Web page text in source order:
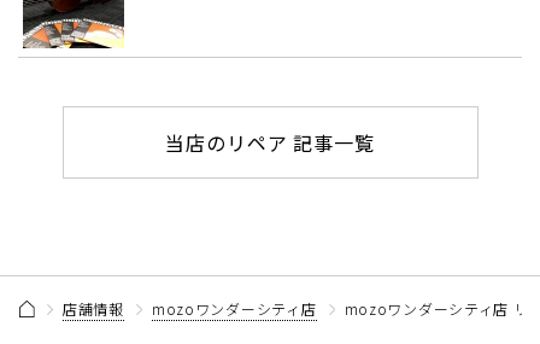
当店のリペア 記事一覧
店舗情報 mozoワンダーシティ店 mozoワンダーシティ店 リ